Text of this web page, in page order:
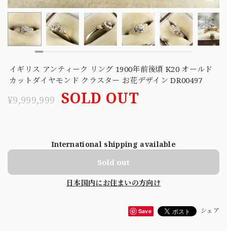
イギリス アンティーク リング 1900年前後頃 K20 オールド
カットダイヤモンド クラスター お花デザイン DR00497
¥9,999,999 SOLD OUT
International shipping available
Sold out
日本国内にお住まいの方向け
Save